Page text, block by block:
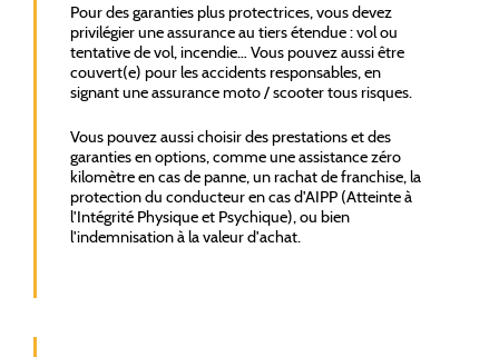
Pour des garanties plus protectrices, vous devez
privilégier une assurance au tiers étendue : vol ou
tentative de vol, incendie… Vous pouvez aussi être
couvert(e) pour les accidents responsables, en
signant une assurance moto / scooter tous risques.
Vous pouvez aussi choisir des prestations et des
garanties en options, comme une assistance zéro
kilomètre en cas de panne, un rachat de franchise, la
protection du conducteur en cas d'AIPP (Atteinte à
l'Intégrité Physique et Psychique), ou bien
l'indemnisation à la valeur d'achat.